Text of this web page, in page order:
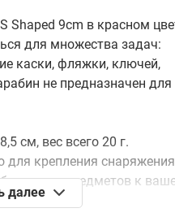
Shaped 9cm в красном
для множества задач:
каски, фляжки, ключей,
не предназначен для
см, вес всего 20 г.
для крепления
предметов к
мешку. Он обеспечивает
далее